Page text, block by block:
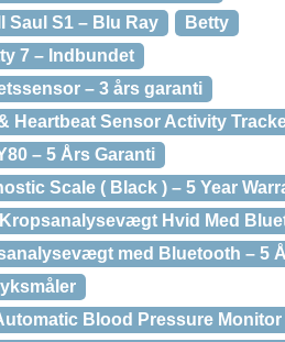
Saul S1 – Blu Ray
Betty
7 – Indbundet
– 3 års garanti
Heartbeat Sensor Activity
– 5 Års Garanti
Scale ( Black ) – 5 Year
Kropsanalysevægt Hvid Med
med Bluetooth – 5
Blood Pressure Monitor